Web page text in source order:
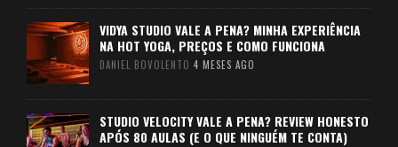
VIDYA STUDIO VALE A PENA? MINHA EXPERIÊNCIA
NA HOT YOGA, PREÇOS E COMO FUNCIONA
DANIEL BOVOLENTO 4 MESES AGO
STUDIO VELOCITY VALE A PENA? REVIEW HONESTO
APÓS 80 AULAS (E O QUE NINGUÉM TE CONTA)